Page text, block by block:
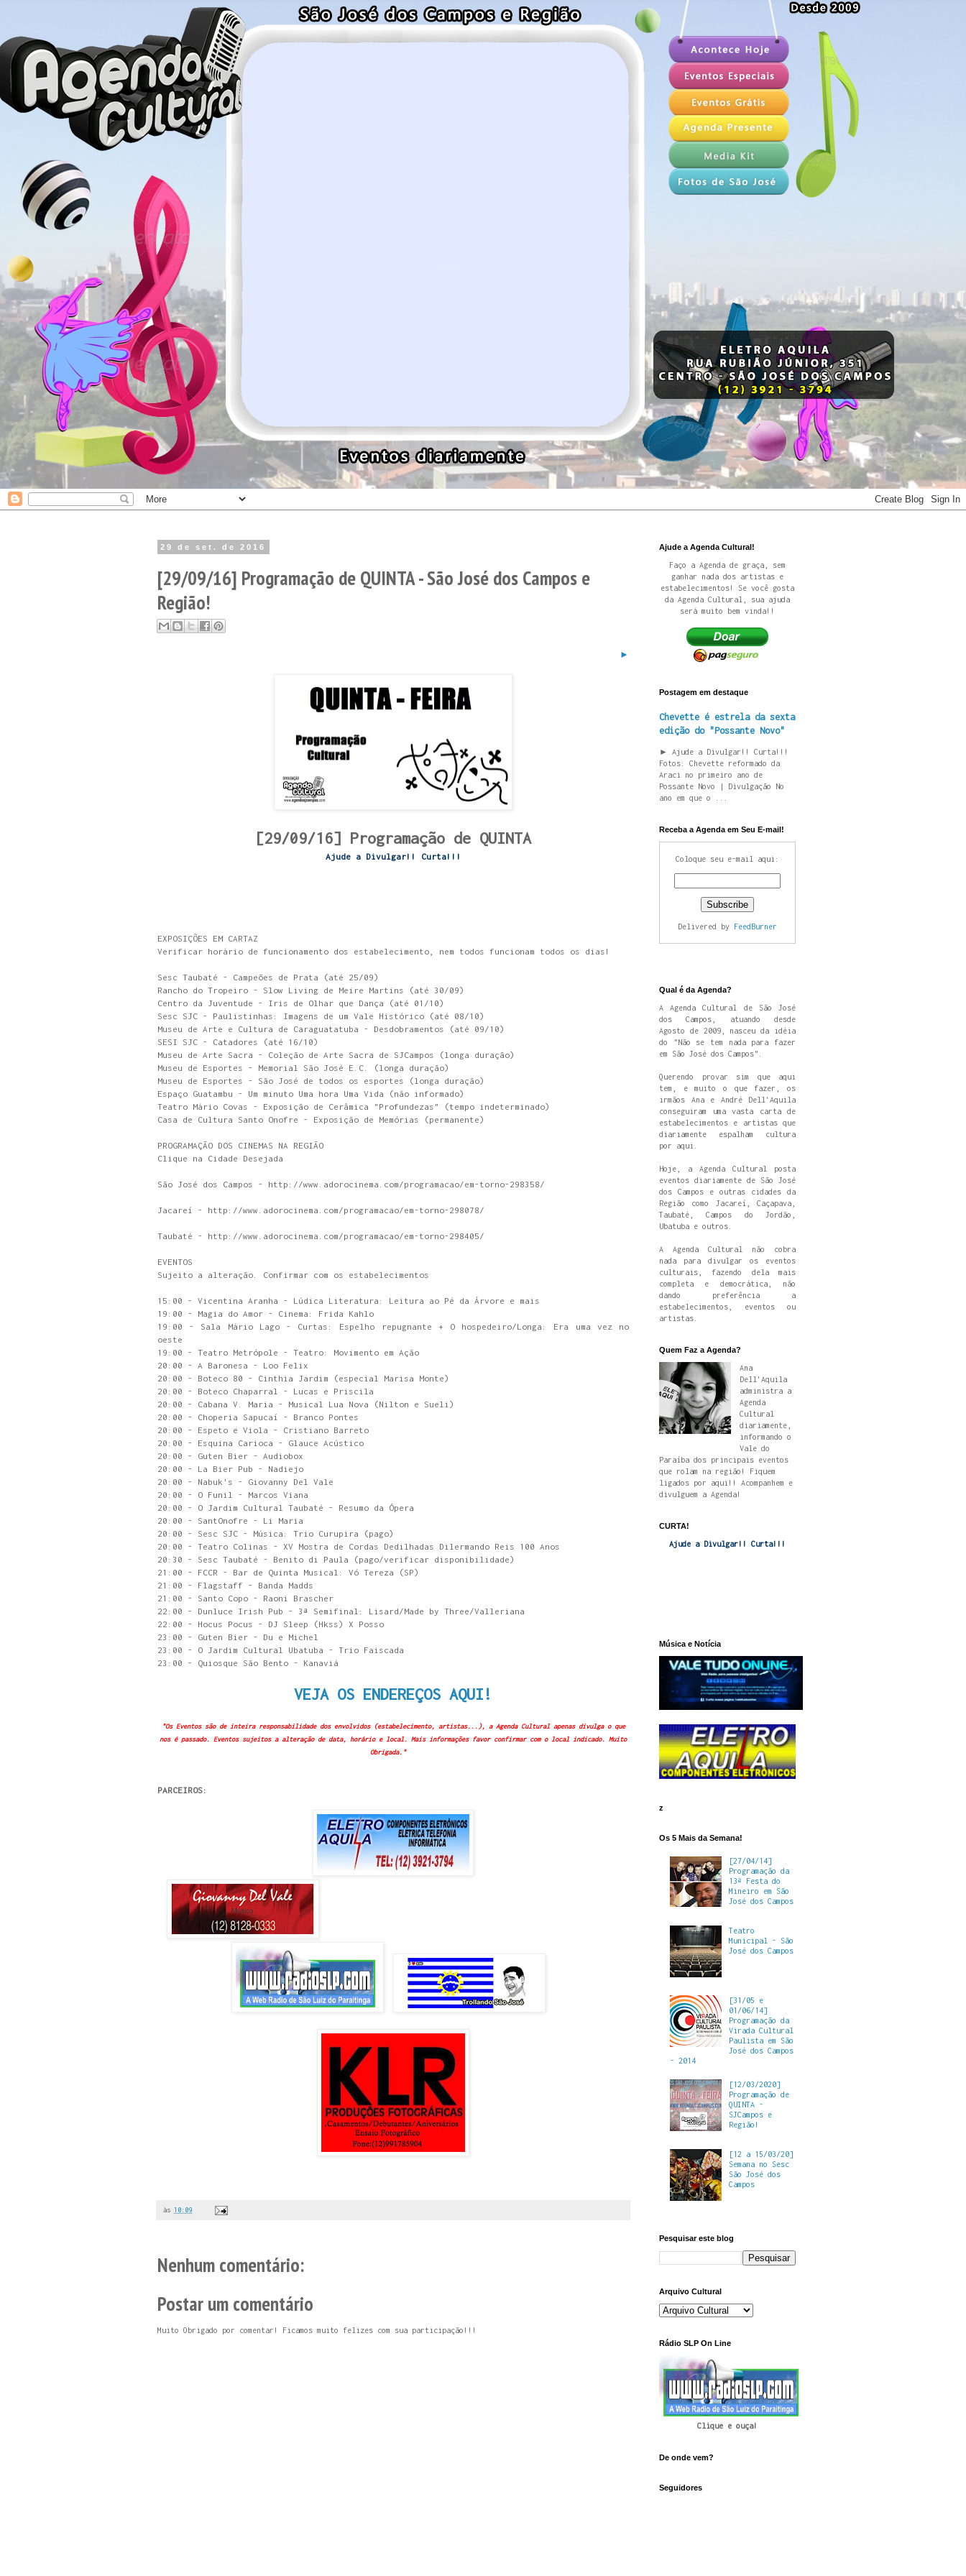
29 de set. de 2016
[29/09/16] Programação de QUINTA - São José dos Campos e
Região!
►
[29/09/16] Programação de QUINTA
Ajude a Divulgar!! Curta!!!
EXPOSIÇÕES EM CARTAZ
Verificar horário de funcionamento dos estabelecimento, nem todos funcionam todos os dias!
Sesc Taubaté - Campeões de Prata (até 25/09)
Rancho do Tropeiro - Slow Living de Meire Martins (até 30/09)
Centro da Juventude - Iris de Olhar que Dança (até 01/10)
Sesc SJC - Paulistinhas: Imagens de um Vale Histórico (até 08/10)
Museu de Arte e Cultura de Caraguatatuba - Desdobramentos (até 09/10)
SESI SJC - Catadores (até 16/10)
Museu de Arte Sacra - Coleção de Arte Sacra de SJCampos (longa duração)
Museu de Esportes - Memorial São José E.C. (longa duração)
Museu de Esportes - São José de todos os esportes (longa duração)
Espaço Guatambu - Um minuto Uma hora Uma Vida (não informado)
Teatro Mário Covas - Exposição de Cerâmica "Profundezas" (tempo indeterminado)
Casa de Cultura Santo Onofre - Exposição de Memórias (permanente)
PROGRAMAÇÃO DOS CINEMAS NA REGIÃO
Clique na Cidade Desejada
São José dos Campos - http://www.adorocinema.com/programacao/em-torno-298358/
Jacareí - http://www.adorocinema.com/programacao/em-torno-298078/
Taubaté - http://www.adorocinema.com/programacao/em-torno-298405/
EVENTOS
Sujeito a alteração. Confirmar com os estabelecimentos
15:00 - Vicentina Aranha - Lúdica Literatura: Leitura ao Pé da Árvore e mais
19:00 - Magia do Amor - Cinema: Frida Kahlo
19:00 - Sala Mário Lago - Curtas: Espelho repugnante + O hospedeiro/Longa: Era uma vez no
oeste
19:00 - Teatro Metrópole - Teatro: Movimento em Ação
20:00 - A Baronesa - Loo Felix
20:00 - Boteco 80 - Cinthia Jardim (especial Marisa Monte)
20:00 - Boteco Chaparral - Lucas e Priscila
20:00 - Cabana V. Maria - Musical Lua Nova (Nilton e Sueli)
20:00 - Choperia Sapucaí - Branco Pontes
20:00 - Espeto e Viola - Cristiano Barreto
20:00 - Esquina Carioca - Glauce Acústico
20:00 - Guten Bier - Audiobox
20:00 - La Bier Pub - Nadiejo
20:00 - Nabuk's - Giovanny Del Vale
20:00 - O Funil - Marcos Viana
20:00 - O Jardim Cultural Taubaté - Resumo da Ópera
20:00 - SantOnofre - Li Maria
20:00 - Sesc SJC - Música: Trio Curupira (pago)
20:00 - Teatro Colinas - XV Mostra de Cordas Dedilhadas Dilermando Reis 100 Anos
20:30 - Sesc Taubaté - Benito di Paula (pago/verificar disponibilidade)
21:00 - FCCR - Bar de Quinta Musical: Vó Tereza (SP)
21:00 - Flagstaff - Banda Madds
21:00 - Santo Copo - Raoni Brascher
22:00 - Dunluce Irish Pub - 3ª Semifinal: Lisard/Made by Three/Valleriana
22:00 - Hocus Pocus - DJ Sleep (Hkss) X Posso
23:00 - Guten Bier - Du e Michel
23:00 - O Jardim Cultural Ubatuba - Trio Faiscada
23:00 - Quiosque São Bento - Kanaviá
VEJA OS ENDEREÇOS AQUI!
"Os Eventos são de inteira responsabilidade dos envolvidos (estabelecimento, artistas...), a Agenda Cultural apenas divulga o que
nos é passado. Eventos sujeitos a alteração de data, horário e local. Mais informações favor confirmar com o local indicado. Muito
Obrigada."
PARCEIROS:
às 10:09
Nenhum comentário:
Postar um comentário
Muito Obrigado por comentar! Ficamos muito felizes com sua participação!!!
Ajude a Agenda Cultural!
Faço a Agenda de graça, sem
ganhar nada dos artistas e
estabelecimentos! Se você gosta
da Agenda Cultural, sua ajuda
será muito bem vinda!!
Postagem em destaque
Chevette é estrela da sexta
edição do "Possante Novo"
► Ajude a Divulgar!! Curta!!!
Fotos: Chevette reformado da
Araci no primeiro ano de
Possante Novo | Divulgação No
ano em que o ...
Receba a Agenda em Seu E-mail!
Coloque seu e-mail aqui:
Delivered by FeedBurner
Qual é da Agenda?
A Agenda Cultural de São José
dos Campos, atuando desde
Agosto de 2009, nasceu da idéia
do "Não se tem nada para fazer
em São José dos Campos".
Querendo provar sim que aqui
tem, e muito o que fazer, os
irmãos Ana e André Dell'Aquila
conseguiram uma vasta carta de
estabelecimentos e artistas que
diariamente espalham cultura
por aqui.
Hoje, a Agenda Cultural posta
eventos diariamente de São José
dos Campos e outras cidades da
Região como Jacareí, Caçapava,
Taubaté, Campos do Jordão,
Ubatuba e outros.
A Agenda Cultural não cobra
nada para divulgar os eventos
culturais, fazendo dela mais
completa e democrática, não
dando preferência a
estabelecimentos, eventos ou
artistas.
Quem Faz a Agenda?
Ana
Dell'Aquila
administra a
Agenda
Cultural
diariamente,
informando o
Vale do
Paraíba dos principais eventos
que rolam na região! Fiquem
ligados por aqui!! Acompanhem e
divulguem a Agenda!
CURTA!
Ajude a Divulgar!! Curta!!!
Música e Notícia
z
Os 5 Mais da Semana!
[27/04/14]
Programação da
13ª Festa do
Mineiro em São
José dos Campos
Teatro
Municipal - São
José dos Campos
[31/05 e
01/06/14]
Programação da
Virada Cultural
Paulista em São
José dos Campos
- 2014
[12/03/2020]
Programação de
QUINTA -
SJCampos e
Região!
[12 a 15/03/20]
Semana no Sesc
São José dos
Campos
Pesquisar este blog
Arquivo Cultural
Rádio SLP On Line
Clique e ouça!
De onde vem?
Seguidores